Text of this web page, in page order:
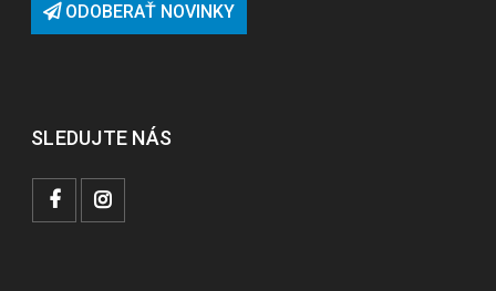
ODOBERAŤ NOVINKY
SLEDUJTE NÁS